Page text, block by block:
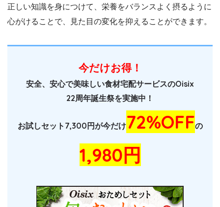
正しい知識を身につけて、栄養をバランスよく摂るように
心がけることで、見た目の変化を抑えることができます。
今だけお得！
安全、安心で美味しい食材宅配サービスのOisix
22周年誕生祭を実施中！
お試しセット7,300円が今だけ72%OFFの
1,980円